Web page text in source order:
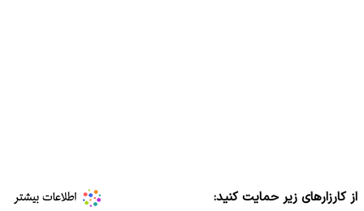
از کارزارهای زیر حمایت کنید: